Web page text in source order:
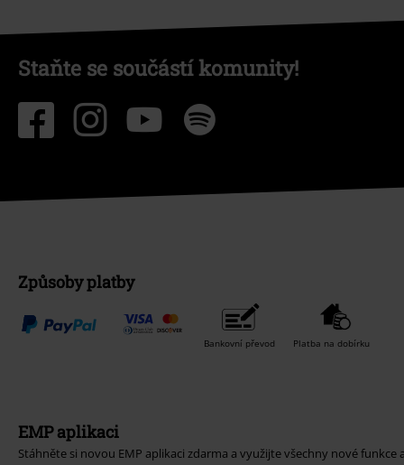
Staňte se součástí komunity!
Způsoby platby
Bankovní převod Platba na dobírku
EMP aplikaci
Stáhněte si novou EMP aplikaci zdarma a využijte všechny nové funkce